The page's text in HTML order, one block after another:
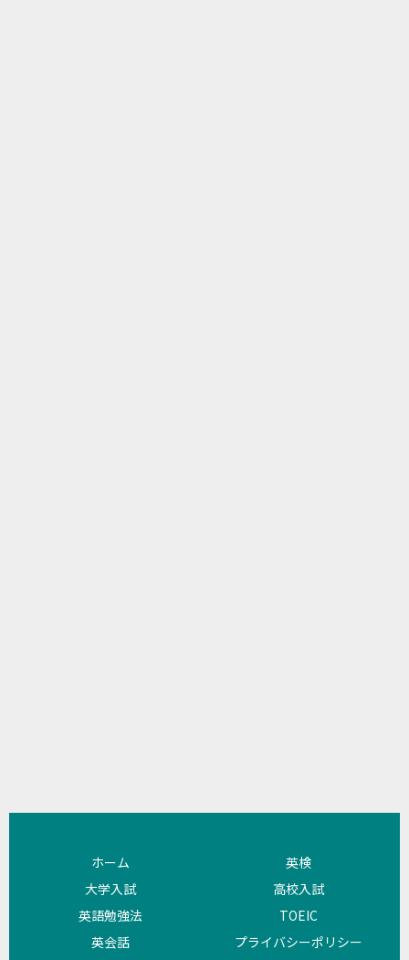
ホーム
英検
大学入試
高校入試
英語勉強法
TOEIC
英会話
プライバシーポリシー